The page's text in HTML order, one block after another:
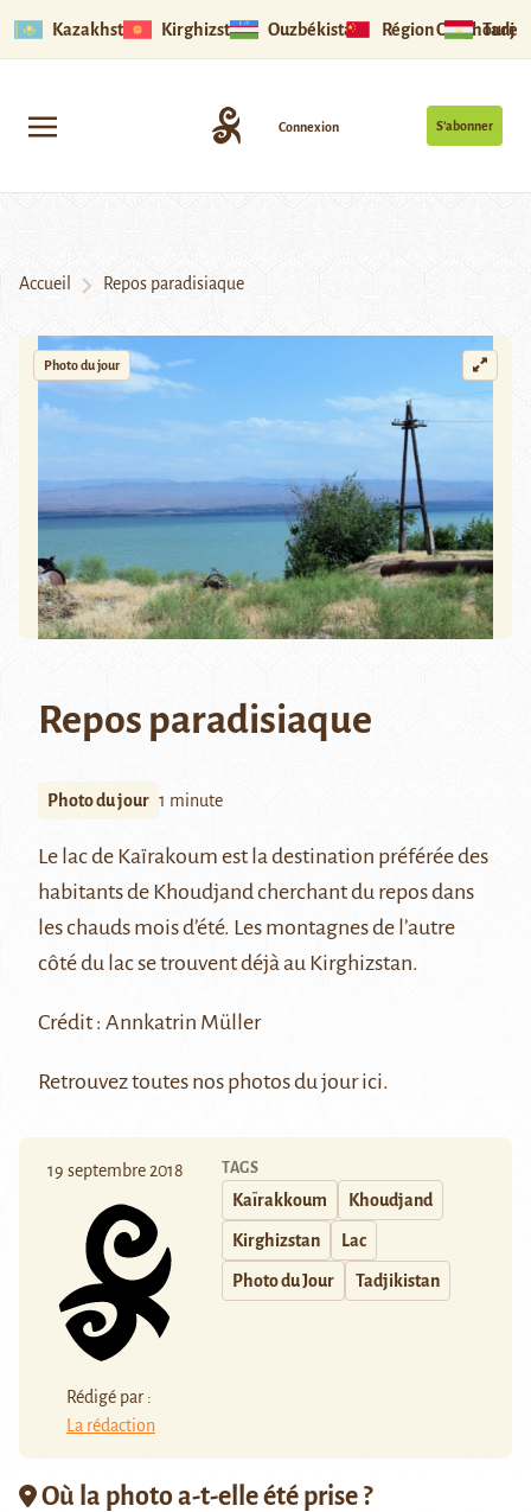
Kazakhstan Kirghizstan Ouzbékistan Région Ouïghoure
S’abonner
Connexion
Accueil Repos paradisiaque
Photo du jour
Repos paradisiaque
Photo du jour 1 minute
Le lac de Kaïrakoum est la destination préférée des
habitants de Khoudjandcherchant du repos dans
les chauds mois d’été. Les montagnes de l’autre
côté du lac se trouvent déjà au Kirghizstan.
Crédit : Annkatrin Müller
Retrouvez toutes nos photos du jourici.
19 septembre 2018
Rédigé par :
La rédaction
TAGS
Kaïrakkoum Khoudjand
Kirghizstan Lac
Photo du Jour Tadjikistan
Où la photo a-t-elle été prise ?